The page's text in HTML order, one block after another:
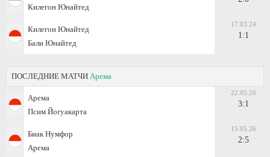
Килегон Юнайтед
Килегон Юнайтед
Бали Юнайтед
17.03.24
1:1
ПОСЛЕДНИЕ МАТЧИ Арема
Арема
Псим Йогуакарта
22.05.26
3:1
Биак Нумфор
Арема
15.05.26
2:5